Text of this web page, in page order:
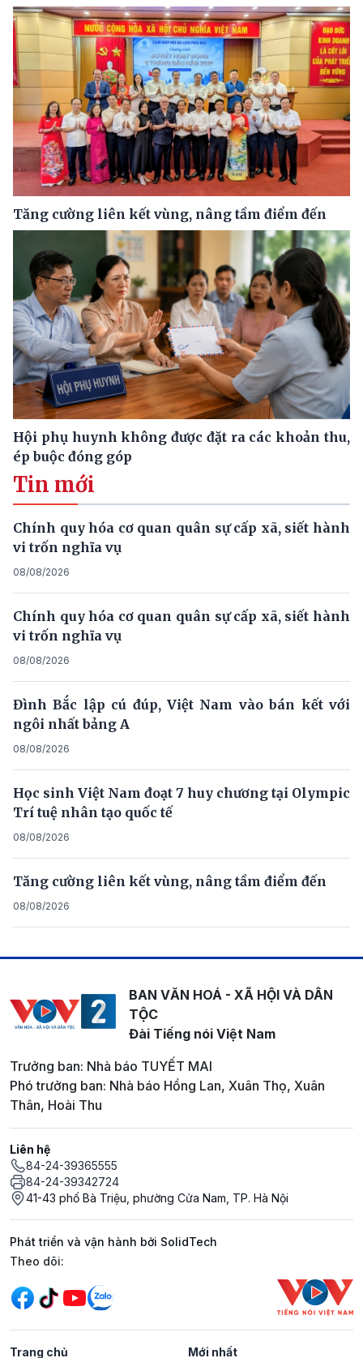
Tăng cường liên kết vùng, nâng tầm điểm đến
Hội phụ huynh không được đặt ra các khoản thu,
ép buộc đóng góp
Tin mới
Chính quy hóa cơ quan quân sự cấp xã, siết hành
vi trốn nghĩa vụ
08/08/2026
Chính quy hóa cơ quan quân sự cấp xã, siết hành
vi trốn nghĩa vụ
08/08/2026
Đình Bắc lập cú đúp, Việt Nam vào bán kết với
ngôi nhất bảng A
08/08/2026
Học sinh Việt Nam đoạt 7 huy chương tại Olympic
Trí tuệ nhân tạo quốc tế
08/08/2026
Tăng cường liên kết vùng, nâng tầm điểm đến
08/08/2026
BAN VĂN HOÁ - XÃ HỘI VÀ DÂN
TỘC
Đài Tiếng nói Việt Nam
Trưởng ban: Nhà báo TUYẾT MAI
Phó trưởng ban: Nhà báo Hồng Lan, Xuân Thọ, Xuân
Thân, Hoài Thu
Liên hệ
84-24-39365555
84-24-39342724
41-43 phố Bà Triệu, phường Cửa Nam, TP. Hà Nội
Phát triển và vận hành bởi SolidTech
Mạng xã hội
Theo dõi:
Trang chủ Mới nhất